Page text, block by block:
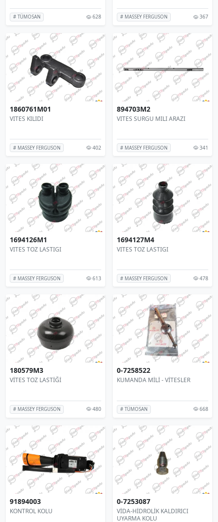
# TÜMOSAN 628 # MASSEY FERGUSON 367
1860761M01
VITES KILIDI
# MASSEY FERGUSON 402
894703M2
VITES SURGU MILI ARAZI
# MASSEY FERGUSON 341
1694126M1
VITES TOZ LASTIGI
# MASSEY FERGUSON 613
1694127M4
VITES TOZ LASTIGI
# MASSEY FERGUSON 478
180579M3
VİTES TOZ LASTİĞİ
# MASSEY FERGUSON 480
0-7258522
KUMANDA MİLİ - VİTESLER
# TÜMOSAN 668
91894003
KONTROL KOLU
0-7253087
VİDA-HİDROLİK KALDIRICI
UYARMA KOLU